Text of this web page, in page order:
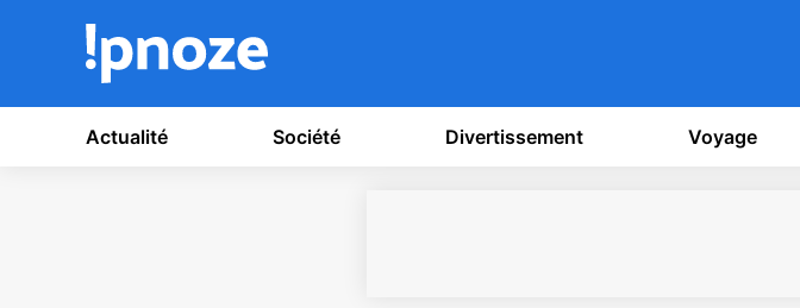
Actualité Société Divertissement Voyage